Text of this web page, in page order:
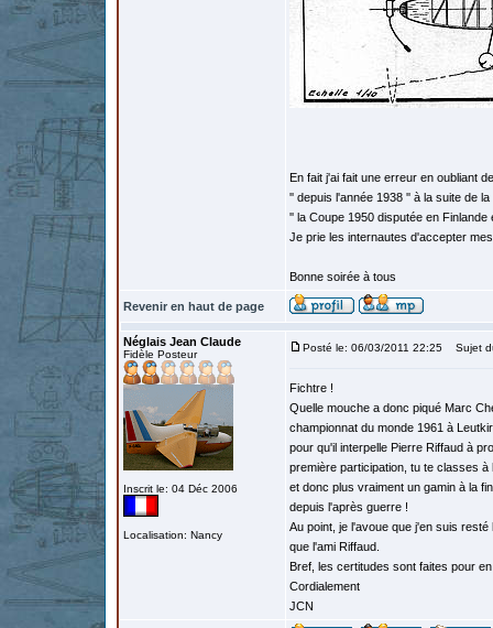
En fait j'ai fait une erreur en oubliant
'' depuis l'année 1938 '' à la suite de
'' la Coupe 1950 disputée en
Je prie les internautes d'accepter
Bonne soirée à tous
Revenir en haut de page
Néglais Jean Claude
Fidèle Posteur
Inscrit le: 04 Déc 2006
Localisation: Nancy
Posté le: 06/03/2011 22:25 Sujet
Fichtre !
Quelle mouche a donc piqué Marc
championnat du monde 1961 à
pour qu'il interpelle Pierre Riffaud à
première participation, tu te classes à
et donc plus vraiment un gamin à la
depuis l'après guerre !
Au point, je l'avoue que j'en suis
que l'ami Riffaud.
Bref, les certitudes sont faites pour
Cordialement
JCN